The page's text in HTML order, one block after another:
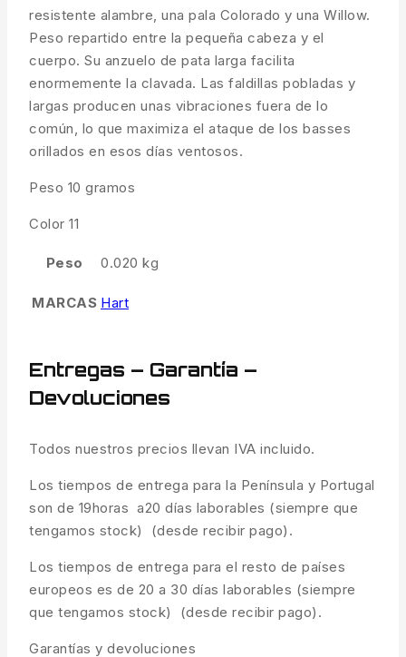
resistente alambre, una pala Colorado y una Willow.
Peso repartido entre la pequeña cabeza y el
cuerpo. Su anzuelo de pata larga facilita
enormemente la clavada. Las faldillas pobladas y
largas producen unas vibraciones fuera de lo
común, lo que maximiza el ataque de los basses
orillados en esos días ventosos.
Peso 10 gramos
Color 11
Peso 0.020 kg
MARCAS Hart
Entregas – Garantía –
Devoluciones
Todos nuestros precios llevan IVA incluido.
Los tiempos de entrega para la Península y Portugal
son de 19horas a20 días laborables (siempre que
tengamos stock) (desde recibir pago).
Los tiempos de entrega para el resto de países
europeos es de 20 a 30 días laborables (siempre
que tengamos stock) (desde recibir pago).
Garantías y devoluciones